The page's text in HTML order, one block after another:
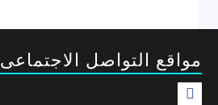
مواقع التواصل الاجتماعى